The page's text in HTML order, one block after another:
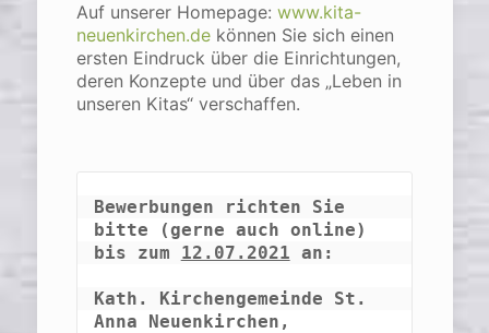
Auf unserer Homepage: www.kita-
neuenkirchen.dekönnen Sie sich einen
ersten Eindruck über die Einrichtungen,
deren Konzepte und über das „Leben in
unseren Kitas“ verschaffen.
Bewerbungen richten Sie
bitte (gerne auch online)
bis zum 12.07.2021 an:
Kath. Kirchengemeinde St.
Anna Neuenkirchen,